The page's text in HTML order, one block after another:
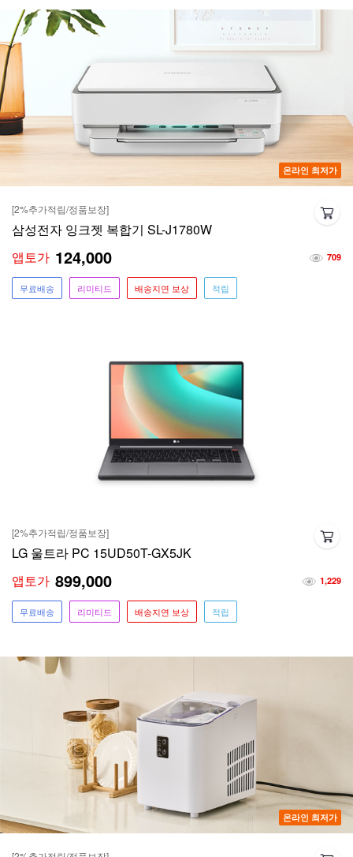
온라인 최저가
[2%추가적립/정품보장]
삼성전자 잉크젯 복합기 SL-J1780W
709
앱토가 124,000
무료배송 리미티드 배송지연 보상 적립
[2%추가적립/정품보장]
LG 울트라 PC 15UD50T-GX5JK
1,229
앱토가 899,000
무료배송 리미티드 배송지연 보상 적립
온라인 최저가